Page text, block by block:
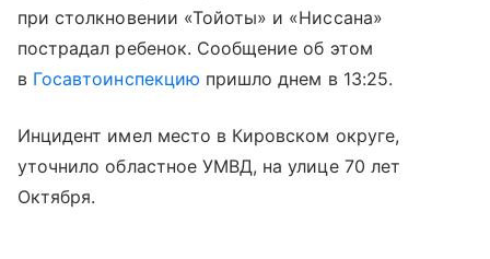
при столкновении «Тойоты» и «Ниссана»
пострадал ребенок. Сообщение об этом
в Госавтоинспекцию пришло днем в 13:25.
Инцидент имел место в Кировском округе,
уточнило областное УМВД, на улице 70 лет
Октября.